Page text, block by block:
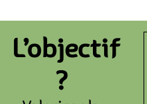
L’objectif
?